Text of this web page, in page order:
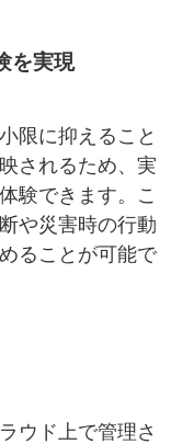
を実現
限に抑えること
されるため、実
験できます。こ
や災害時の行動
ることが可能で
ウド上で管理さ